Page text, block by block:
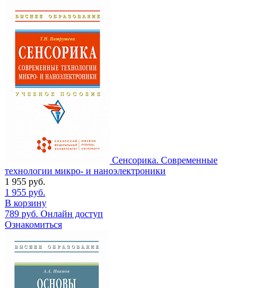
Сенсорика. Современные
технологии микро- и наноэлектроники
1 955 руб.
1 955 руб.
В корзину
789 руб. Онлайн доступ
Ознакомиться